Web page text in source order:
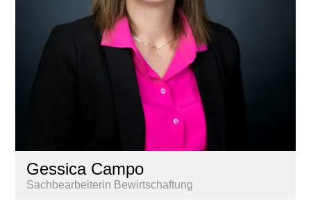
Gessica Campo
Sachbearbeiterin Bewirtschaftung